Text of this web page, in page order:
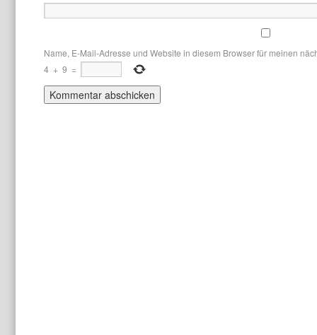
Name, E-Mail-Adresse und Website in diesem Browser für meinen
4 + 9 =